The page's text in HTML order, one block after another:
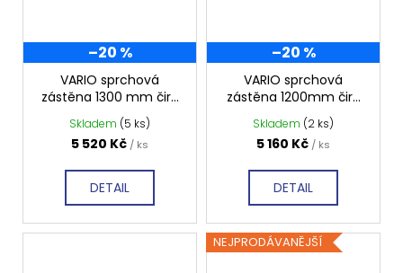
–20 %
VARIO sprchová
zástěna 1300 mm čiré
sklo GX1213
Skladem (5 ks)
5 520 Kč / ks
DETAIL
–20 %
VARIO sprchová
zástěna 1200mm čiré
sklo GX1212
Skladem (2 ks)
5 160 Kč / ks
DETAIL
NEJPRODÁVANĚJŠÍ